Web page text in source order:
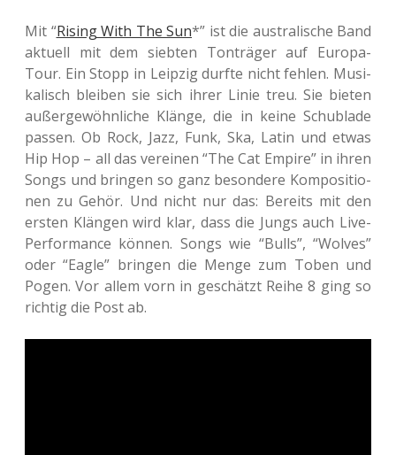
Mit “Rising With The Sun*” ist die aus­tra­li­sche Band
aktu­ell mit dem sieb­ten Ton­trä­ger auf Europa-
Tour. Ein Stopp in Leip­zig durfte nicht fehlen. Musi­
ka­lisch blei­ben sie sich ihrer Linie treu. Sie bieten
außer­ge­wöhn­li­che Klänge, die in keine Schub­la­de
passen. Ob Rock, Jazz, Funk, Ska, Latin und etwas
Hip Hop – all das ver­ei­nen “The Cat Empire” in ihren
Songs und brin­gen so ganz beson­de­re Kom­po­si­tio­
nen zu Gehör. Und nicht nur das: Bereits mit den
ersten Klän­gen wird klar, dass die Jungs auch Live-
Per­for­mance können. Songs wie “Bulls”, “Wolves”
oder “Eagle” brin­gen die Menge zum Toben und
Pogen. Vor allem vorn in geschätzt Reihe 8 ging so
rich­tig die Post ab.